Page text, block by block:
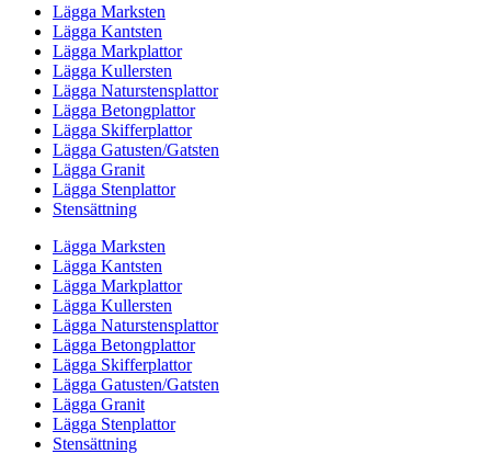
Lägga Marksten
Lägga Kantsten
Lägga Markplattor
Lägga Kullersten
Lägga Naturstensplattor
Lägga Betongplattor
Lägga Skifferplattor
Lägga Gatusten/Gatsten
Lägga Granit
Lägga Stenplattor
Stensättning
Lägga Marksten
Lägga Kantsten
Lägga Markplattor
Lägga Kullersten
Lägga Naturstensplattor
Lägga Betongplattor
Lägga Skifferplattor
Lägga Gatusten/Gatsten
Lägga Granit
Lägga Stenplattor
Stensättning